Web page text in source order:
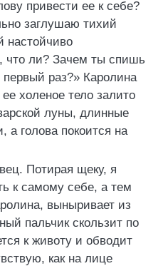
привести ее к себе?
заглушаю тихий
настойчиво
что ли? Зачем ты спишь
раз?» Каролина
холеное тело залито
луны, длинные
а голова покоится на
Потирая щеку, я
к самому себе, а тем
выныривает из
пальчик скользит по
к животу и обводит
как на лице